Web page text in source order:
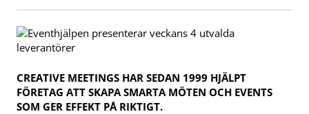
CREATIVE MEETINGS HAR SEDAN 1999 HJÄLPT
FÖRETAG ATT SKAPA SMARTA MÖTEN OCH EVENTS
SOM GER EFFEKT PÅ RIKTIGT.